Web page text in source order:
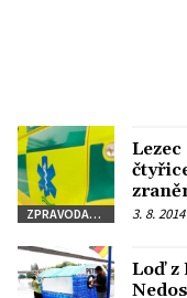
ZPRAVODAJSTVÍ
Lezec
3. 8. 2014
Loď z